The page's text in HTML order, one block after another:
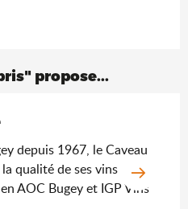
propose...
depuis 1967, le Caveau
qualité de ses vins et son
AOC Bugey et IGP Vins